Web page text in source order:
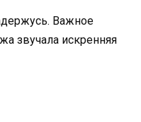
Важное
звучала искренняя